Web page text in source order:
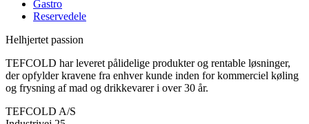
Gastro
Reservedele
Helhjertet passion
TEFCOLD har leveret pålidelige produkter og rentable løsninger,
der opfylder kravene fra enhver kunde inden for kommerciel køling
og frysning af mad og drikkevarer i over 30 år.
TEFCOLD A/S